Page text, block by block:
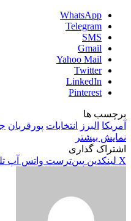
WhatsApp
Telegram
SMS
Gmail
Yahoo Mail
Twitter
LinkedIn
Pinterest
برچسب ها
آمریکا البرز انتخابات پورقربان
نمایش بیشتر
اشتراک گذاری
X لینکدین ‫پین‌ترست واتس آپ